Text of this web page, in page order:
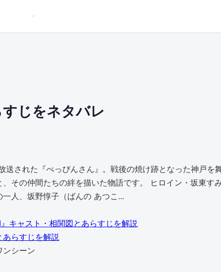
じをネタバレ
された『べっぴんさん』。戦後の焼け跡となった神戸を
その仲間たちの絆を描いた物語です。 ヒロイン・坂東す
人、坂野惇子（ばんの あつこ...
』キャスト・相関図とあらすじを解説
あらすじを解説